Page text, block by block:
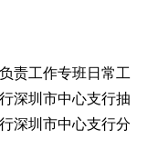
责工作专班日常工
深圳市中心支行抽
深圳市中心支行分